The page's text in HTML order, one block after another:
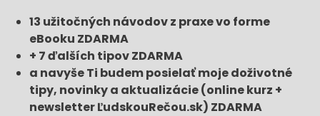
13 užitočných návodov z praxe vo forme
eBooku ZDARMA
+ 7 ďalších tipov ZDARMA
a navyše Ti budem posielať moje doživotné
tipy, novinky a aktualizácie (online kurz +
newsletter ĽudskouRečou.sk) ZDARMA